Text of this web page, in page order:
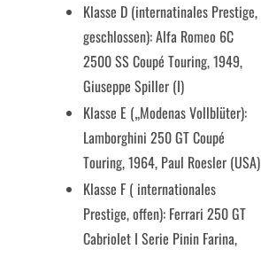
Klasse D (internatinales Prestige,
geschlossen): Alfa Romeo 6C
2500 SS Coupé Touring, 1949,
Giuseppe Spiller (I)
Klasse E („Modenas Vollblüter):
Lamborghini 250 GT Coupé
Touring, 1964, Paul Roesler (USA)
Klasse F ( internationales
Prestige, offen): Ferrari 250 GT
Cabriolet I Serie Pinin Farina,